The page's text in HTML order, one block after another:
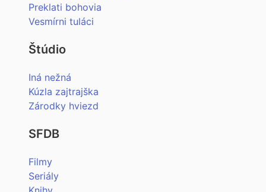
Preklati bohovia
Vesmírni tuláci
Štúdio
Iná nežná
Kúzla zajtrajška
Zárodky hviezd
SFDB
Filmy
Seriály